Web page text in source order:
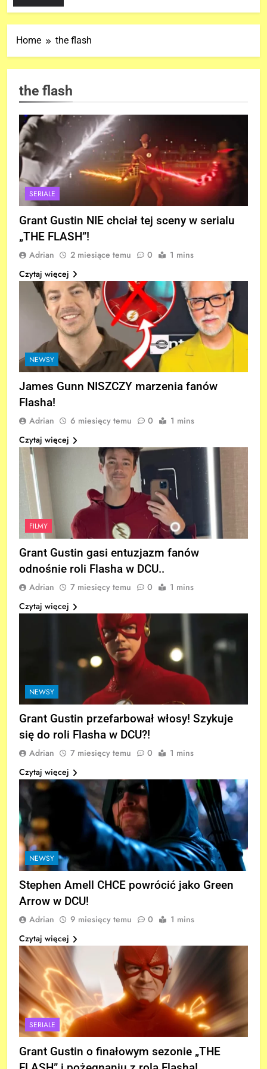
Home the flash
the flash
SERIALE
Grant Gustin NIE chciał tej sceny w serialu
„THE FLASH”!
Adrian 2 miesiące temu 0
1 mins
Czytaj więcej
NEWSY
James Gunn NISZCZY marzenia fanów
Flasha!
Adrian 6 miesięcy temu 0
1 mins
Czytaj więcej
FILMY
Grant Gustin gasi entuzjazm fanów
odnośnie roli Flasha w DCU..
Adrian 7 miesięcy temu 0
1 mins
Czytaj więcej
NEWSY
Grant Gustin przefarbował włosy! Szykuje
się do roli Flasha w DCU?!
Adrian 7 miesięcy temu 0
1 mins
Czytaj więcej
NEWSY
Stephen Amell CHCE powrócić jako Green
Arrow w DCU!
Adrian 9 miesięcy temu 0
1 mins
Czytaj więcej
SERIALE
Grant Gustin o finałowym sezonie „THE